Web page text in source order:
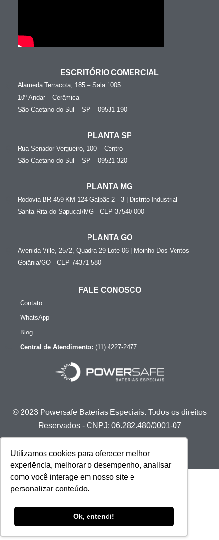
Utilizamos cookies para oferecer melhor
experiência, melhorar o desempenho, analisar
como você interage em nosso site e
personalizar conteúdo.
Ok, entendi!
ESCRITÓRIO COMERCIAL
Alameda Terracota, 185 – Sala 1005
10º Andar – Cerâmica
São Caetano do Sul – SP – 09531-190
PLANTA SP
Rua Senador Vergueiro, 100 – Centro
São Caetano do Sul – SP – 09521-320
PLANTA MG
Rodovia BR 459 KM 124 Galpão 2 - 3 | Distrito Industrial
Santa Rita do Sapucaí/MG - CEP 37540-000
PLANTA GO
Avenida Ville, 2572, Quadra 29 Lote 06 | Moinho Dos Ventos
Goiânia/GO - CEP 74371-580
FALE CONOSCO
Contato
WhatsApp
Blog
Central de Atendimento: (11) 4227-2477
© 2023 Powersafe Baterias Especiais. Todos os direitos
Reservados - CNPJ: 06.282.480/0001-07